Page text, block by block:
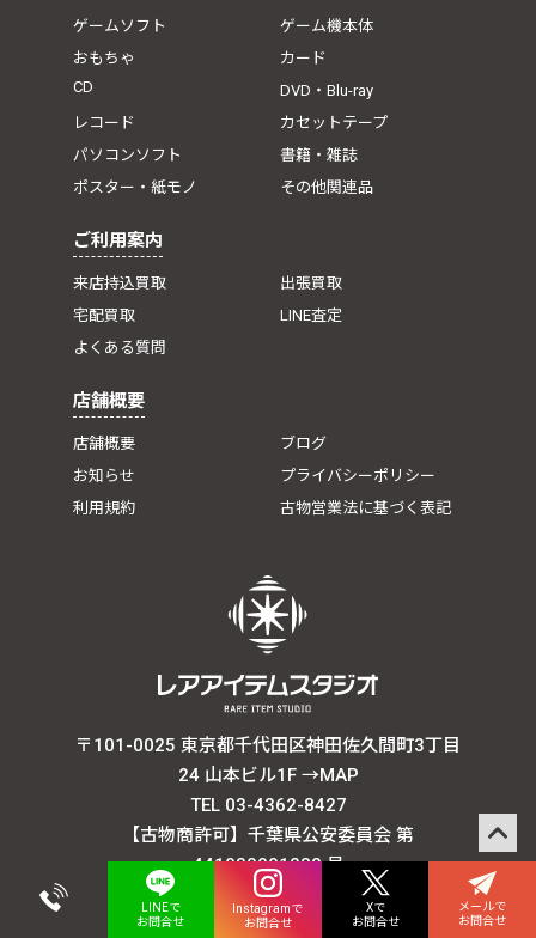
ゲームソフト
ゲーム機本体
おもちゃ
カード
CD
DVD・Blu-ray
レコード
カセットテープ
パソコンソフト
書籍・雑誌
ポスター・紙モノ
その他関連品
ご利用案内
来店持込買取
出張買取
宅配買取
LINE査定
よくある質問
店舗概要
店舗概要
ブログ
お知らせ
プライバシーポリシー
利用規約
古物営業法に基づく表記
〒101-0025 東京都千代田区神田佐久間町3丁目
24 山本ビル1F →MAP
TEL 03-4362-8427
【古物商許可】千葉県公安委員会 第
441030001282 号
LINEで
お問合せ
Instagramで
お問合せ
Xで
お問合せ
メールで
お問合せ